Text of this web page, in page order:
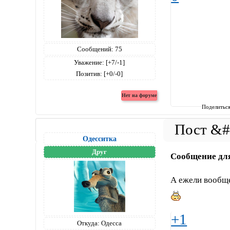
Сообщений: 75
Уважение: [+7/-1]
Позитив: [+0/-0]
Одесситка
Друг
Откуда: Одесса
Сообщение
А ежели
+1